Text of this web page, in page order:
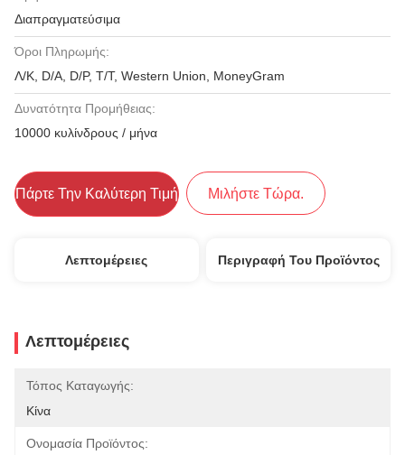
Διαπραγματεύσιμα
Όροι Πληρωμής:
Λ/Κ, D/A, D/P, T/T, Western Union, MoneyGram
Δυνατότητα Προμήθειας:
10000 κυλίνδρους / μήνα
Πάρτε Την Καλύτερη Τιμή Μιλήστε Τώρα.
Λεπτομέρειες Περιγραφή Του Προϊόντος
Λεπτομέρειες
Τόπος Καταγωγής:
Κίνα
Ονομασία Προϊόντος: